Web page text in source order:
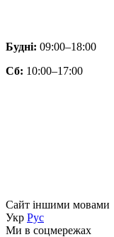
Будні: 09:00–18:00
Сб: 10:00–17:00
Сайт іншими мовами
Укр Рус
Ми в соцмережах